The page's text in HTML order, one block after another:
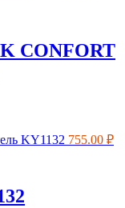
CONFORT
755.00 ₽